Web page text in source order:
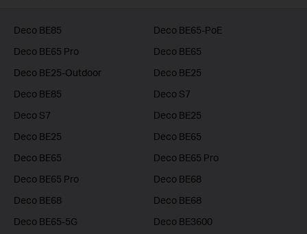
Deco BE85
Deco BE65-PoE
Deco BE65 Pro
Deco BE65
Deco BE25-Outdoor
Deco BE25
Deco BE85
Deco S7
Deco S7
Deco BE25
Deco BE25
Deco BE65
Deco BE65
Deco BE65 Pro
Deco BE65 Pro
Deco BE68
Deco BE68
Deco BE68
Deco BE65-5G
Deco BE3600